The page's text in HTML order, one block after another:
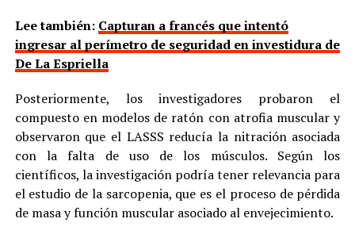
Lee también: Capturan a francés que intentó
ingresar al perímetro de seguridad en investidura de
De La Espriella
Posteriormente, los investigadores probaron el
compuesto en modelos de ratón con atrofia muscular y
observaron que el LASSS reducía la nitración asociada
con la falta de uso de los músculos. Según los
científicos, la investigación podría tener relevancia para
el estudio de la sarcopenia, que es el proceso de pérdida
de masa y función muscular asociado al envejecimiento.